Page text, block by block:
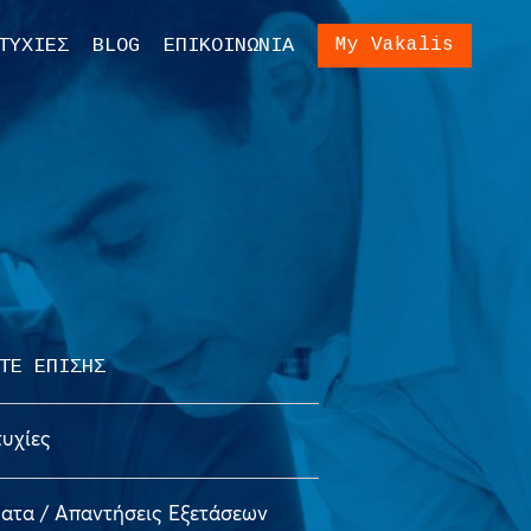
ΕΠΙΣΗΣ
/ Απαντήσεις Εξετάσεων
Εξετάσεων
Γονέων και
BLOG ΕΠΙΚΟΙΝΩΝΙΑ My Vakalis